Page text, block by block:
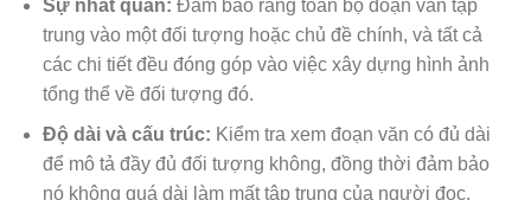
Sự nhất quán: Đảm bảo rằng toàn bộ đoạn văn tập
trung vào một đối tượng hoặc chủ đề chính, và tất cả
các chi tiết đều đóng góp vào việc xây dựng hình ảnh
tổng thể về đối tượng đó.
Độ dài và cấu trúc: Kiểm tra xem đoạn văn có đủ dài
để mô tả đầy đủ đối tượng không, đồng thời đảm bảo
nó không quá dài làm mất tập trung của người đọc.